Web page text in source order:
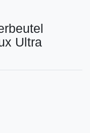
Ultra